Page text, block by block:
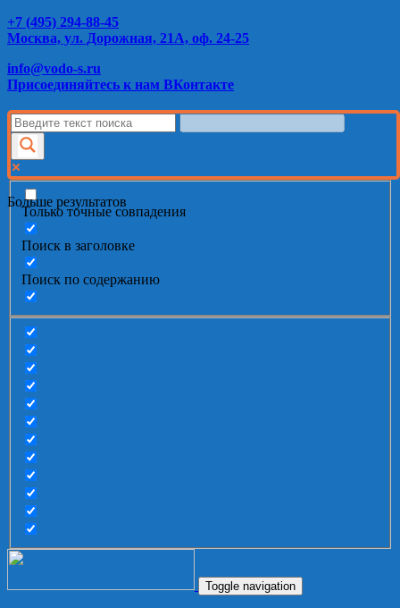
+7 (495) 294-88-45
Москва, ул. Дорожная, 21А, оф. 24-25
info@vodo-s.ru
Присоединяйтесь к нам ВКонтакте
Больше результатов
Только точные совпадения
Поиск в заголовке
Поиск по содержанию
Toggle navigation